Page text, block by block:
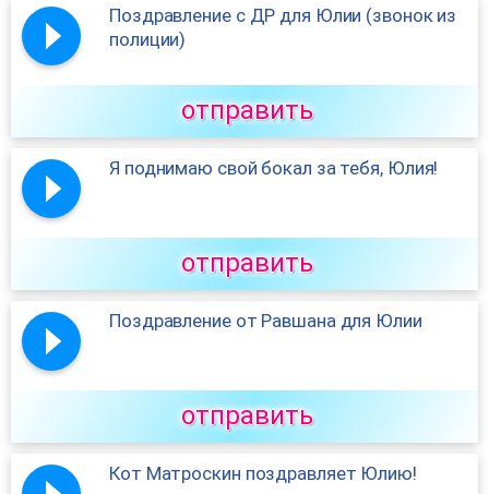
Поздравление с ДР для Юлии (звонок из
полиции)
отправить
Я поднимаю свой бокал за тебя, Юлия!
отправить
Поздравление от Равшана для Юлии
отправить
Кот Матроскин поздравляет Юлию!